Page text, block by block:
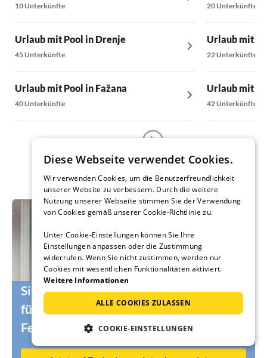
10 Unterkünfte
Urlaub mit Pool in Drenje
45 Unterkünfte
Urlaub mit Pool in Fažana
40 Unterkünfte
20 Unterkünfte
Urlaub mit
22 Unterkünfte
Urlaub mit
42 Unterkünfte
Sie suchen noch die passenden Urlauber
für Ihr Ferienhaus oder Ihre
Ferienwohnung?
Diese Webseite verwendet Cookies.
Wir verwenden Cookies, um die Benutzerfreundlichkeit
unserer Website zu verbessern. Durch die weitere
Nutzung unserer Webseite stimmen Sie der Verwendung
von Cookies gemäß unserer Cookie-Richtlinie zu.
Unter Cookie-Einstellungen können Sie Ihre
Einstellungen anpassen oder die Zustimmung
widerrufen. Wenn Sie nicht zustimmen, werden nur
Cookies mit wesentlichen Funktionalitäten aktiviert.
Weitere Informationen
ALLE COOKIES ZULASSEN
COOKIE-EINSTELLUNGEN